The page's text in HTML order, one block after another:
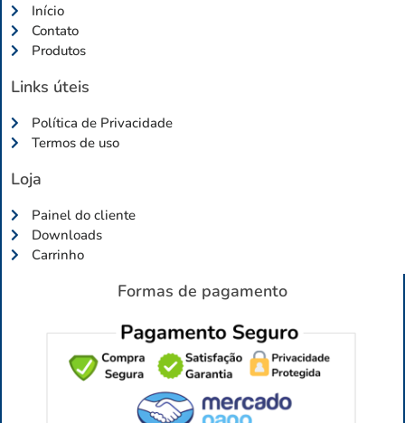
Início
Contato
Produtos
Links úteis
Política de Privacidade
Termos de uso
Loja
Painel do cliente
Downloads
Carrinho
Formas de pagamento